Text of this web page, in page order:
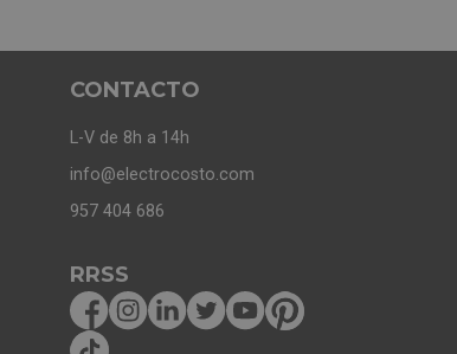
CONTACTO
L-V de 8h a 14h
info@electrocosto.com
957 404 686
RRSS